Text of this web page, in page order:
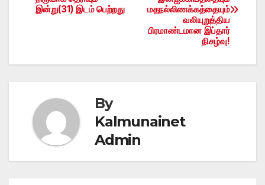
navigation
மதநல்லிணக்கத்தையும்
வலியுறுத்திய
பிரமாண்டமான இப்தார்
நிகழ்வு!
இன்று(31) இடம் பெற்றது
By
Kalmunainet
Admin